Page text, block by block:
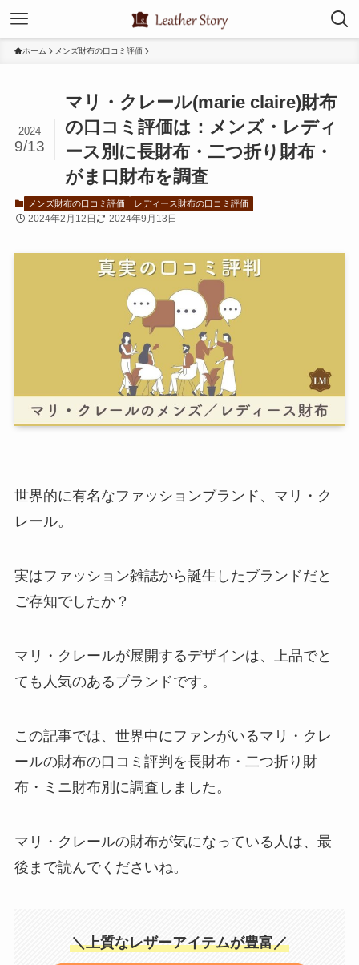
ホーム メンズ財布の口コミ評価
マリ・クレール(marie claire)財布
の口コミ評価は：メンズ・レディ
ース別に長財布・二つ折り財布・
がま口財布を調査
2024
9/13
メンズ財布の口コミ評価 レディース財布の口コミ評価
2024年2月12日 2024年9月13日
​​世界的に有名なファッションブランド、マリ・ク
レール。
実はファッション雑誌から誕生したブランドだと
ご存知でしたか？
マリ・クレールが展開するデザインは、上品でと
ても人気のあるブランドです。
この記事では、世界中にファンがいるマリ・クレ
ールの財布の口コミ評判を長財布・二つ折り財
布・ミニ財布別に調査しました。
マリ・クレールの財布が気になっている人は、最
後まで読んでくださいね。
＼上質なレザーアイテムが豊富／